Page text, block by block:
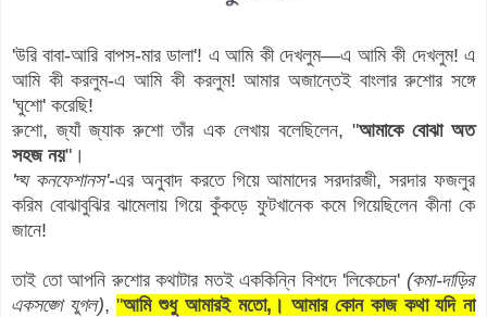
'উরি বাবা-আরি বাপস-মার ডালা'! এ আমি কী দেখলুম—এ আমি কী দেখলুম! এ
আমি কী করলুম-এ আমি কী করলুম! আমার অজান্তেই বাংলার রুশোর সঙ্গে
'ঘুশো' করেছি!
রুশো, জ্যাঁ জ্যাক রুশো তাঁর এক লেখায় বলেছিলেন, "আমাকে বোঝা অত
সহজ নয়"।
'দ্য কনফেশানস'-এর অনুবাদ করতে গিয়ে আমাদের সরদারজী, সরদার ফজলুর
করিম বোঝাবুঝির ঝামেলায় গিয়ে কুঁকড়ে ফুটখানেক কমে গিয়েছিলেন কীনা কে
জানে!
তাই তো আপনি রুশোর কথাটার মতই এককিন্নি বিশদে 'লিকেচেন' (কমা-দাড়ির
একসঙ্গে যুগল),"আমি শুধু আমারই মতো,। আমার কোন কাজ কথা যদি না